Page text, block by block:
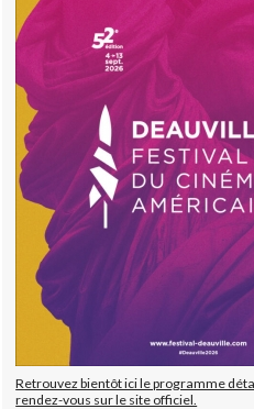
Retrouvez bientôt ici le programme
rendez-vous sur le site officiel.